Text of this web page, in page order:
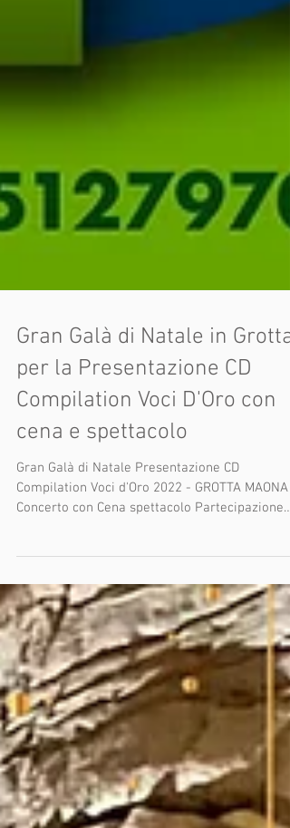
Gran Galà di Natale in Grotta
per la Presentazione CD
Compilation Voci D'Oro con
cena e spettacolo
Gran Galà di Natale Presentazione CD
Concerto con Cena spettacolo Partecipazione